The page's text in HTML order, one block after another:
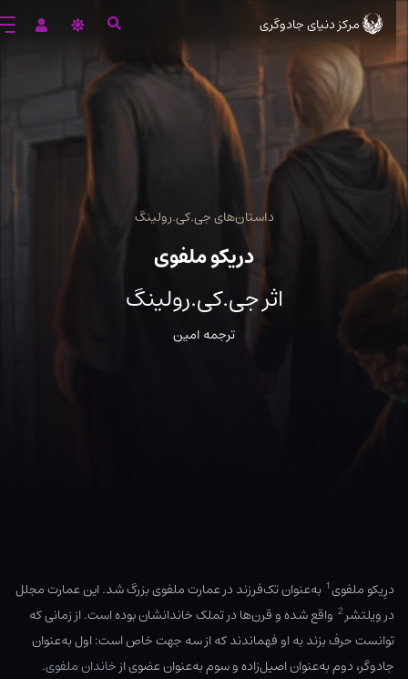
مرکز دنیای جادوگری
داستان‌های جی.کی.رولینگ
دریکو ملفوی
اثر جی.کی.رولینگ
ترجمه امین
درِیکو ملفوی 1به‌عنوان تک‌فرزند در عمارت ملفوی بزرگ شد. این عمارت مجلل
در ویلتشر2 واقع شده و قرن‌ها در تملک خاندانشان بوده است. از زمانی که
توانست حرف بزند به او فهماندند که از سه جهت خاص است: اول به‌عنوان
جادوگر، دوم به‌عنوان اصیل‌زاده و سوم به‌عنوان عضوی ازخاندان ملفوی.